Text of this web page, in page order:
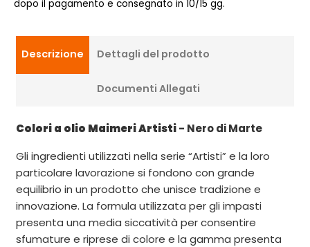
dopo il pagamento e consegnato in 10/15 gg.
Descrizione Dettagli del prodotto
Documenti Allegati
Colori a olio Maimeri Artisti- Nero di Marte
Gli ingredienti utilizzati nella serie “Artisti” e la loro
particolare lavorazione si fondono con grande
equilibrio in un prodotto che unisce tradizione e
innovazione. La formula utilizzata per gli impasti
presenta una media siccatività per consentire
sfumature e riprese di colore e la gamma presenta